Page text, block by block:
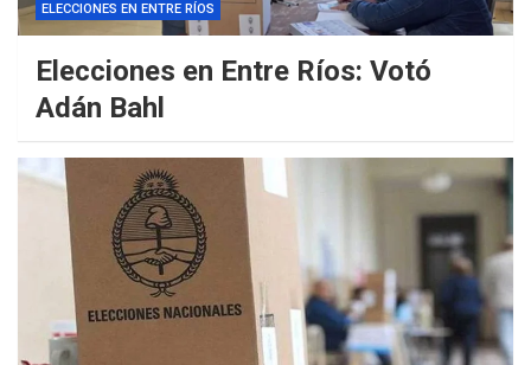
ELECCIONES EN ENTRE RÍOS
Elecciones en Entre Ríos: Votó
Adán Bahl